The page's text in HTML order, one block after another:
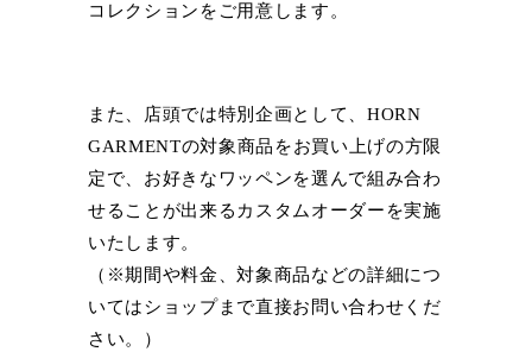
コレクションをご用意します。
また、店頭では特別企画として、HORN
GARMENTの対象商品をお買い上げの方限
定で、お好きなワッペンを選んで組み合わ
せることが出来るカスタムオーダーを実施
いたします。
（※期間や料金、対象商品などの詳細につ
いてはショップまで直接お問い合わせくだ
さい。）